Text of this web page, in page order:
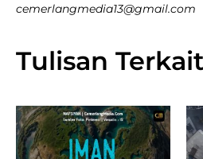
cemerlangmedia13@gmail.com
Tulisan Terkait